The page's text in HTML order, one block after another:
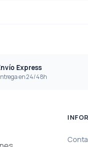
Express
en 24/48h